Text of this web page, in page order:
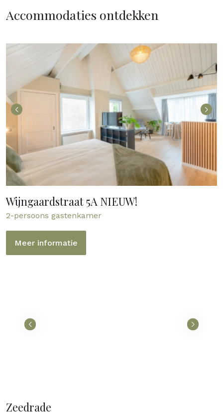
Accommodaties ontdekken
Wijngaardstraat 5A NIEUW!
2-persoons gastenkamer
Meer informatie
Zeedrade